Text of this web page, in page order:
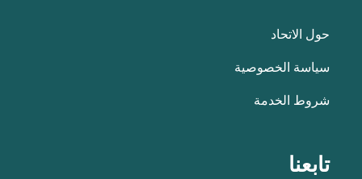
حول الاتحاد
سياسة الخصوصية
شروط الخدمة
تابعنا